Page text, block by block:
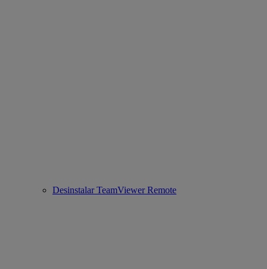
Desinstalar TeamViewer Remote